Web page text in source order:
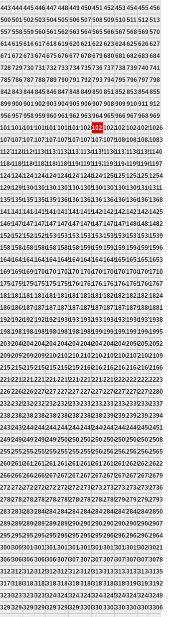
443444445446447448449450451 452 453454455456
500501 502 503504505506507508509510511 512 513
557558559560561 562 563564565566567568569570
614615616617618619620621 622 623624625626627
671 672 673674675676677678679680681 682 683684
728729730731 732 733734735736737738739740741
785786787788789790791 792 793794795796797798
842 843844845846847848849850851 852 853854855
899900901 902 903904905906907908909910911 912
956957958959960961 962 963964965966967968969
10131014101510161017101810191020102110221023102410251026
10701071107210731074107510761077107810791080108110821083
11271128112911301131113211331134113511361137113811391140
11841185118611871188118911901191119211931194119511961197
12411242124312441245124612471248124912501251125212531254
12981299130013011302130313041305130613071308130913101311
13551356135713581359136013611362136313641365136613671368
14121413141414151416141714181419142014211422142314241425
14691470147114721473147414751476147714781479148014811482
15261527152815291530153115321533153415351536153715381539
15831584158515861587158815891590159115921593159415951596
16401641164216431644164516461647164816491650165116521653
16971698169917001701170217031704170517061707170817091710
17541755175617571758175917601761176217631764176517661767
18111812181318141815181618171818181918201821182218231824
18681869187018711872187318741875187618771878187918801881
19251926192719281929193019311932193319341935193619371938
19821983198419851986198719881989199019911992199319941995
20392040204120422043204420452046204720482049205020512052
20962097209820992100210121022103210421052106210721082109
21532154215521562157215821592160216121622163216421652166
22102211221222132214221522162217221822192220222122222223
22672268226922702271227222732274227522762277227822792280
23242325232623272328232923302331233223332334233523362337
23812382238323842385238623872388238923902391239223932394
24382439244024412442244324442445244624472448244924502451
24952496249724982499250025012502250325042505250625072508
25522553255425552556255725582559256025612562256325642565
26092610261126122613261426152616261726182619262026212622
26662667266826692670267126722673267426752676267726782679
27232724272527262727272827292730273127322733273427352736
27802781278227832784278527862787278827892790279127922793
28372838283928402841284228432844284528462847284828492850
28942895289628972898289929002901290229032904290529062907
29512952295329542955295629572958295929602961296229632964
30083009301030113012301330143015301630173018301930203021
30653066306730683069307030713072307330743075307630773078
31223123312431253126312731283129313031313132313331343135
31793180318131823183318431853186318731883189319031913192
32363237323832393240324132423243324432453246324732483249
32933294329532963297329832993300330133023303330433053306